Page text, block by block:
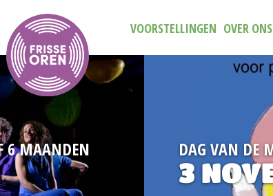
VOORSTELLINGEN OVER ONS
DAG VAN DE MUZIEKVOORSTELLING
3 NOVEMBER 2026